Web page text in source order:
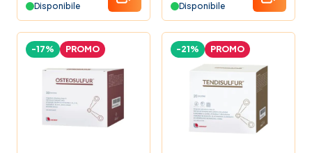
Disponibile
Disponibile
-17% PROMO -21% PROMO